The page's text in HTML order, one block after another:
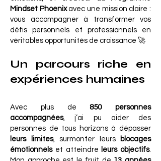
Mindset Phoenixavec une mission claire :
vous accompagner à transformer vos
défis personnels et professionnels en
véritables opportunités de croissance 🚀
Un parcours riche en
expériences humaines
Avec plus de850 personnes
accompagnées, j’ai pu aider des
personnes de tous horizons à dépasser
leurs limites, surmonter leurs
blocages
émotionnelset atteindre leurs objectifs.